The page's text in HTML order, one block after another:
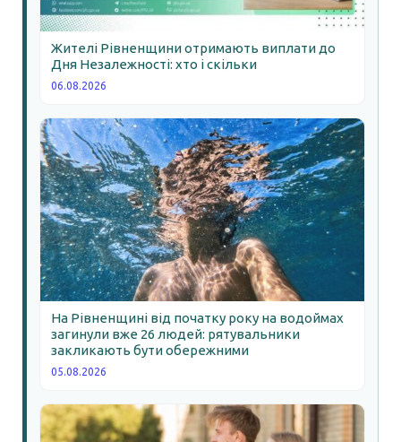
Жителі Рівненщини отримають виплати до
Дня Незалежності: хто і скільки
06.08.2026
На Рівненщині від початку року на водоймах
загинули вже 26 людей: рятувальники
закликають бути обережними
05.08.2026